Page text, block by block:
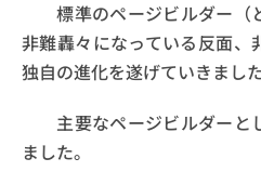
標準のページビルダー（
非難轟々になっている反面、
独自の進化を遂げていきました
主要なページビルダーと
ました。